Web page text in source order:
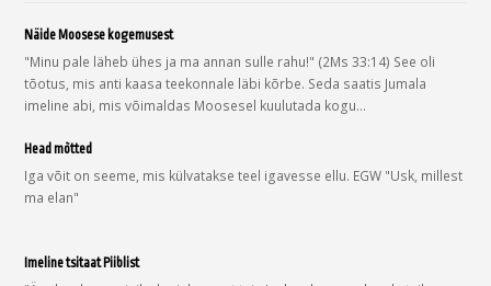
Näide Moosese kogemusest
"Minu pale läheb ühes ja ma annan sulle rahu!" (2Ms 33:14) See oli
tõotus, mis anti kaasa teekonnale läbi kõrbe. Seda saatis Jumala
imeline abi, mis võimaldas Moosesel kuulutada kogu…
Head mõtted
Iga võit on seeme, mis külvatakse teel igavesse ellu. EGW "Usk, millest
ma elan"
Imeline tsitaat Piiblist